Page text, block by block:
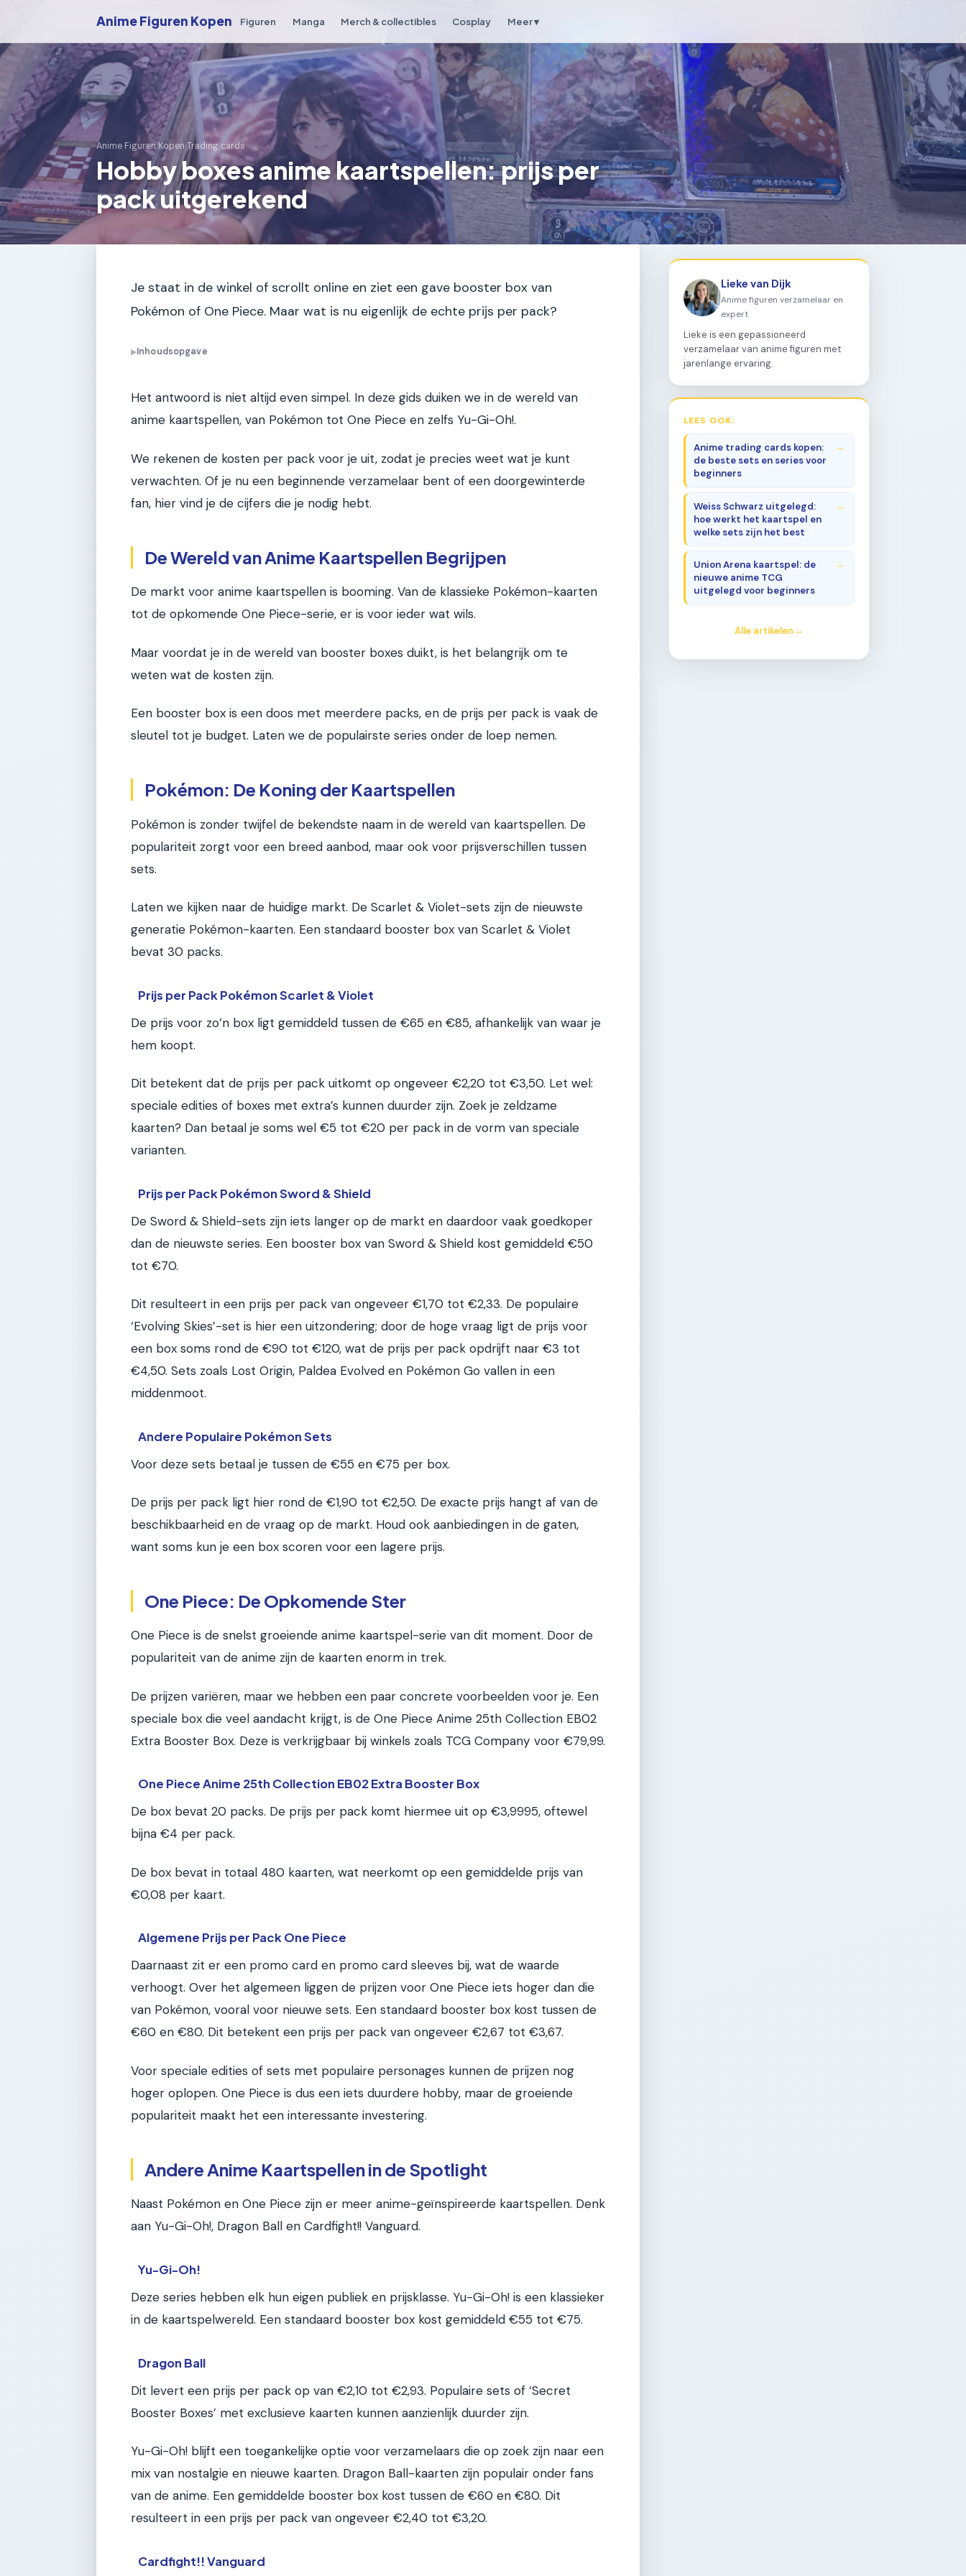
Anime Figuren Kopen Figuren Manga Merch & collectibles Cosplay Meer ▾
Anime Figuren Kopen›Trading cards
Hobby boxes anime kaartspellen: prijs per
pack uitgerekend
Je staat in de winkel of scrollt online en ziet een gave booster box van
Pokémon of One Piece. Maar wat is nu eigenlijk de echte prijs per pack?
▶Inhoudsopgave
Het antwoord is niet altijd even simpel. In deze gids duiken we in de wereld van
anime kaartspellen, van Pokémon tot One Piece en zelfs Yu-Gi-Oh!.
We rekenen de kosten per pack voor je uit, zodat je precies weet wat je kunt
verwachten. Of je nu een beginnende verzamelaar bent of een doorgewinterde
fan, hier vind je de cijfers die je nodig hebt.
De Wereld van Anime Kaartspellen Begrijpen
De markt voor anime kaartspellen is booming. Van de klassieke Pokémon-kaarten
tot de opkomende One Piece-serie, er is voor ieder wat wils.
Maar voordat je in de wereld van booster boxes duikt, is het belangrijk om te
weten wat de kosten zijn.
Een booster box is een doos met meerdere packs, en de prijs per pack is vaak de
sleutel tot je budget. Laten we de populairste series onder de loep nemen.
Pokémon: De Koning der Kaartspellen
Pokémon is zonder twijfel de bekendste naam in de wereld van kaartspellen. De
populariteit zorgt voor een breed aanbod, maar ook voor prijsverschillen tussen
sets.
Laten we kijken naar de huidige markt. De Scarlet & Violet-sets zijn de nieuwste
generatie Pokémon-kaarten. Een standaard booster box van Scarlet & Violet
bevat 30 packs.
Prijs per Pack Pokémon Scarlet & Violet
De prijs voor zo’n box ligt gemiddeld tussen de €65 en €85, afhankelijk van waar je
hem koopt.
Dit betekent dat de prijs per pack uitkomt op ongeveer €2,20 tot €3,50. Let wel:
speciale edities of boxes met extra’s kunnen duurder zijn. Zoek je zeldzame
kaarten? Dan betaal je soms wel €5 tot €20 per pack in de vorm van speciale
varianten.
Prijs per Pack Pokémon Sword & Shield
De Sword & Shield-sets zijn iets langer op de markt en daardoor vaak goedkoper
dan de nieuwste series. Een booster box van Sword & Shield kost gemiddeld €50
tot €70.
Dit resulteert in een prijs per pack van ongeveer €1,70 tot €2,33. De populaire
‘Evolving Skies’-set is hier een uitzondering; door de hoge vraag ligt de prijs voor
een box soms rond de €90 tot €120, wat de prijs per pack opdrijft naar €3 tot
€4,50. Sets zoals Lost Origin, Paldea Evolved en Pokémon Go vallen in een
middenmoot.
Andere Populaire Pokémon Sets
Voor deze sets betaal je tussen de €55 en €75 per box.
De prijs per pack ligt hier rond de €1,90 tot €2,50. De exacte prijs hangt af van de
beschikbaarheid en de vraag op de markt. Houd ook aanbiedingen in de gaten,
want soms kun je een box scoren voor een lagere prijs.
One Piece: De Opkomende Ster
One Piece is de snelst groeiende anime kaartspel-serie van dit moment. Door de
populariteit van de anime zijn de kaarten enorm in trek.
De prijzen variëren, maar we hebben een paar concrete voorbeelden voor je. Een
speciale box die veel aandacht krijgt, is de One Piece Anime 25th Collection EB02
Extra Booster Box. Deze is verkrijgbaar bij winkels zoals TCG Company voor €79,99.
One Piece Anime 25th Collection EB02 Extra Booster Box
De box bevat 20 packs. De prijs per pack komt hiermee uit op €3,9995, oftewel
bijna €4 per pack.
De box bevat in totaal 480 kaarten, wat neerkomt op een gemiddelde prijs van
€0,08 per kaart.
Algemene Prijs per Pack One Piece
Daarnaast zit er een promo card en promo card sleeves bij, wat de waarde
verhoogt. Over het algemeen liggen de prijzen voor One Piece iets hoger dan die
van Pokémon, vooral voor nieuwe sets. Een standaard booster box kost tussen de
€60 en €80. Dit betekent een prijs per pack van ongeveer €2,67 tot €3,67.
Voor speciale edities of sets met populaire personages kunnen de prijzen nog
hoger oplopen. One Piece is dus een iets duurdere hobby, maar de groeiende
populariteit maakt het een interessante investering.
Andere Anime Kaartspellen in de Spotlight
Naast Pokémon en One Piece zijn er meer anime-geïnspireerde kaartspellen. Denk
aan Yu-Gi-Oh!, Dragon Ball en Cardfight!! Vanguard.
Yu-Gi-Oh!
Deze series hebben elk hun eigen publiek en prijsklasse. Yu-Gi-Oh! is een klassieker
in de kaartspelwereld. Een standaard booster box kost gemiddeld €55 tot €75.
Dragon Ball
Dit levert een prijs per pack op van €2,10 tot €2,93. Populaire sets of ‘Secret
Booster Boxes’ met exclusieve kaarten kunnen aanzienlijk duurder zijn.
Yu-Gi-Oh! blijft een toegankelijke optie voor verzamelaars die op zoek zijn naar een
mix van nostalgie en nieuwe kaarten. Dragon Ball-kaarten zijn populair onder fans
van de anime. Een gemiddelde booster box kost tussen de €60 en €80. Dit
resulteert in een prijs per pack van ongeveer €2,40 tot €3,20.
Cardfight!! Vanguard
Lieke van Dijk
Anime figuren verzamelaar en
expert
Lieke is een gepassioneerd
verzamelaar van anime figuren met
jarenlange ervaring.
LEES OOK:
Anime trading cards kopen:
de beste sets en series voor
beginners
Weiss Schwarz uitgelegd:
hoe werkt het kaartspel en
welke sets zijn het best
Union Arena kaartspel: de
nieuwe anime TCG
uitgelegd voor beginners
Alle artikelen